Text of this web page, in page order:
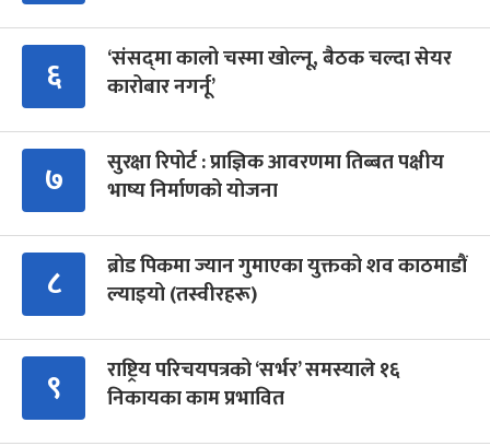
६
‘संसद्‍मा कालो चस्मा खोल्नू, बैठक चल्दा सेयर
कारोबार नगर्नू’
७
सुरक्षा रिपोर्ट : प्राज्ञिक आवरणमा तिब्बत पक्षीय
भाष्य निर्माणको योजना
८
ब्रोड पिकमा ज्यान गुमाएका युक्तको शव काठमाडौं
ल्याइयो (तस्वीरहरू)
९
राष्ट्रिय परिचयपत्रको ‘सर्भर’ समस्याले १६
निकायका काम प्रभावित